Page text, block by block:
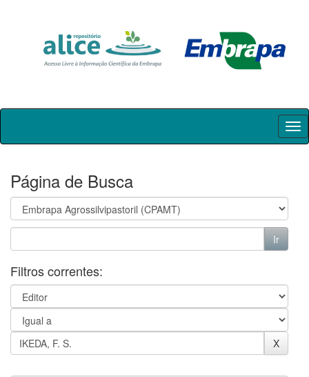
Skip
Página de Busca
Filtros correntes: